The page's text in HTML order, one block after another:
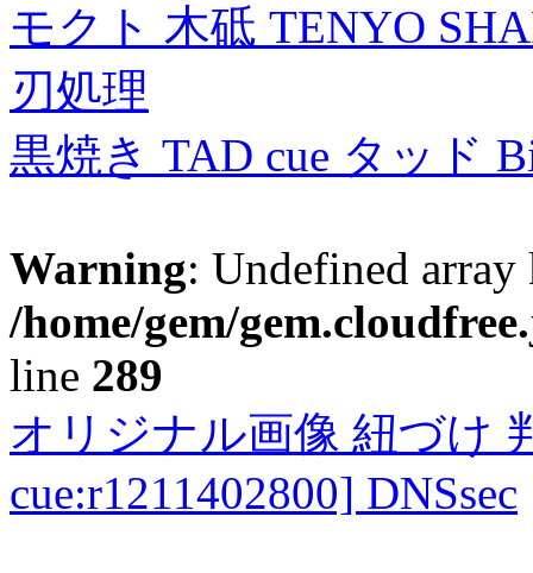
モクト 木砥 TENYO
刃処理
黒焼き TAD cue タッド
Warning: Undefined
/home/gem/
line 289
オリジナル画像 紐づけ
cue:r1211402800] DNSsec